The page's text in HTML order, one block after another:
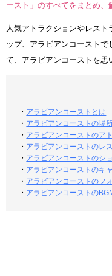
ースト」のすべてをまとめ、
人気アトラクションやレス
ップ、アラビアンコースト
て、アラビアンコーストを思
・ アラビアンコーストとは
・ アラビアンコーストの場
・ アラビアンコーストのア
・ アラビアンコーストのレ
・ アラビアンコーストのシ
・ アラビアンコーストのキ
・ アラビアンコーストのフ
・ アラビアンコーストの